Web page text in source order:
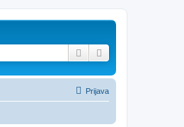
Iskanje
Prijava